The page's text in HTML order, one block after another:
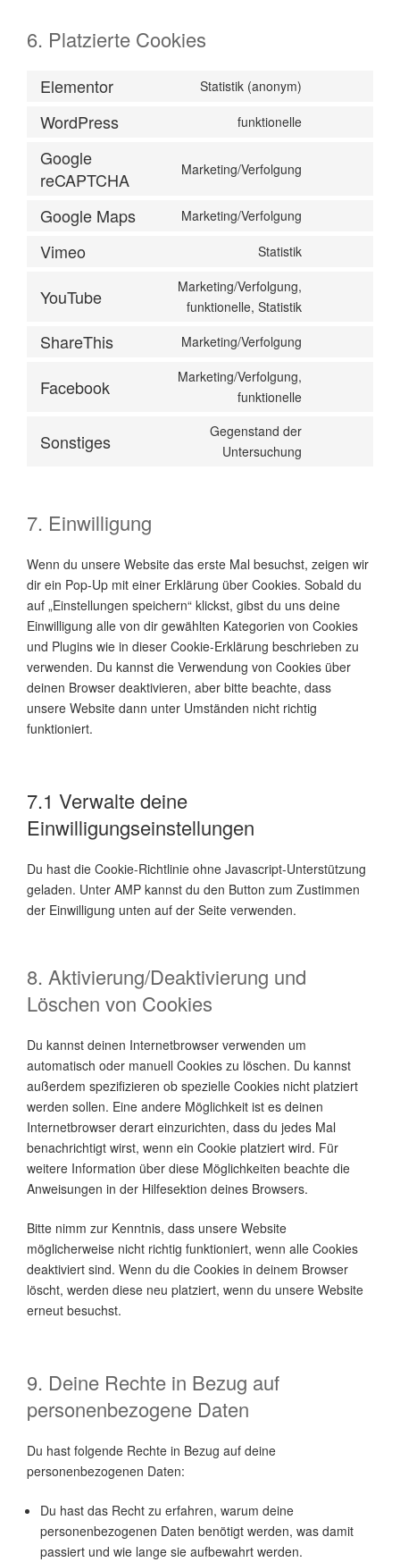
6. Platzierte Cookies
Elementor Statistik (anonym)
WordPress funktionelle
Google
reCAPTCHA
Marketing/Verfolgung
Google Maps Marketing/Verfolgung
Vimeo Statistik
YouTube
Marketing/Verfolgung,
funktionelle, Statistik
ShareThis Marketing/Verfolgung
Facebook
Marketing/Verfolgung,
funktionelle
Sonstiges
Gegenstand der
Untersuchung
7. Einwilligung
Wenn du unsere Website das erste Mal besuchst, zeigen wir
dir ein Pop-Up mit einer Erklärung über Cookies. Sobald du
auf „Einstellungen speichern“ klickst, gibst du uns deine
Einwilligung alle von dir gewählten Kategorien von Cookies
und Plugins wie in dieser Cookie-Erklärung beschrieben zu
verwenden. Du kannst die Verwendung von Cookies über
deinen Browser deaktivieren, aber bitte beachte, dass
unsere Website dann unter Umständen nicht richtig
funktioniert.
7.1 Verwalte deine
Einwilligungseinstellungen
Du hast die Cookie-Richtlinie ohne Javascript-Unterstützung
geladen. Unter AMP kannst du den Button zum Zustimmen
der Einwilligung unten auf der Seite verwenden.
8. Aktivierung/Deaktivierung und
Löschen von Cookies
Du kannst deinen Internetbrowser verwenden um
automatisch oder manuell Cookies zu löschen. Du kannst
außerdem spezifizieren ob spezielle Cookies nicht platziert
werden sollen. Eine andere Möglichkeit ist es deinen
Internetbrowser derart einzurichten, dass du jedes Mal
benachrichtigt wirst, wenn ein Cookie platziert wird. Für
weitere Information über diese Möglichkeiten beachte die
Anweisungen in der Hilfesektion deines Browsers.
Bitte nimm zur Kenntnis, dass unsere Website
möglicherweise nicht richtig funktioniert, wenn alle Cookies
deaktiviert sind. Wenn du die Cookies in deinem Browser
löscht, werden diese neu platziert, wenn du unsere Website
erneut besuchst.
9. Deine Rechte in Bezug auf
personenbezogene Daten
Du hast folgende Rechte in Bezug auf deine
personenbezogenen Daten:
Du hast das Recht zu erfahren, warum deine
personenbezogenen Daten benötigt werden, was damit
passiert und wie lange sie aufbewahrt werden.